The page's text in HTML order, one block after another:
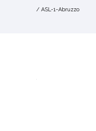
/ ASL-1-Abruzzo